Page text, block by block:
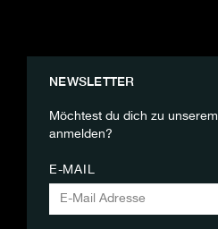
NEWSLETTER
Möchtest du dich zu unserem
anmelden?
E-MAIL